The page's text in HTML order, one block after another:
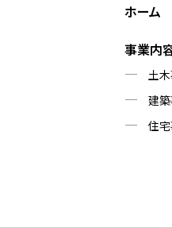
ホーム
事業内
土
建
住